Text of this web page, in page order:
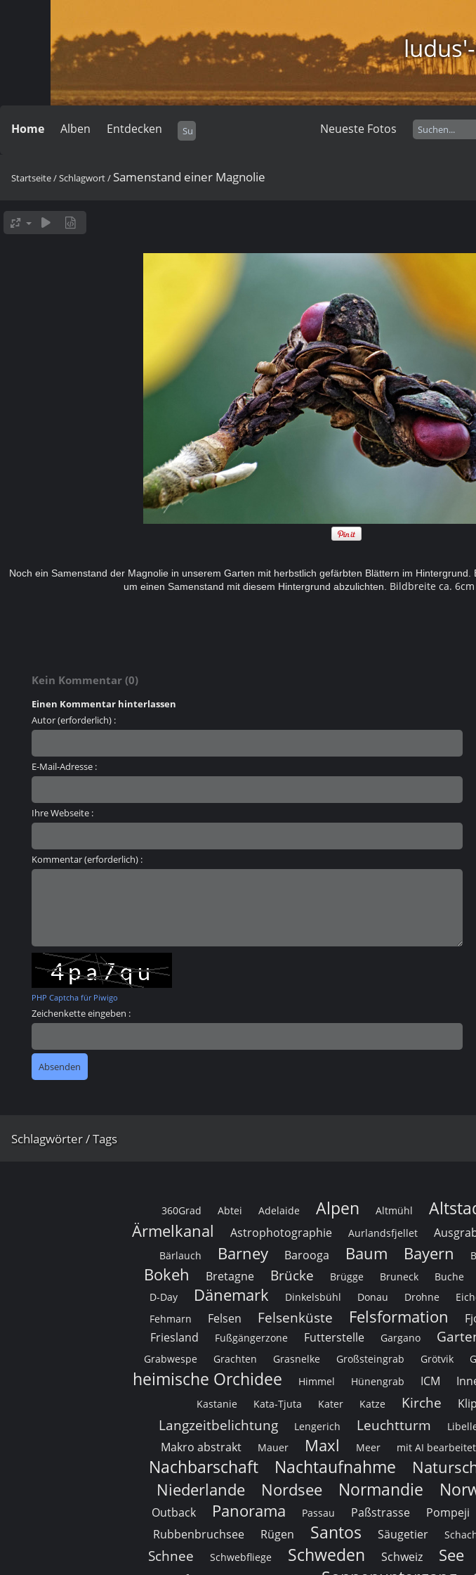
Home Alben Entdecken Neueste Fotos
Startseite/Schlagwort/ Samenstand einer Magnolie
Noch ein Samenstand der Magnolie in unserem Garten mit herbstlich gefärbten Blättern im Hintergrund.
um einen Samenstand mit diesem Hintergrund abzulichten. Bildbreite ca. 6cm
Kein Kommentar (0)
Einen Kommentar hinterlassen
Autor (erforderlich) :
E-Mail-Adresse :
Ihre Webseite :
Kommentar (erforderlich) :
PHP Captcha für Piwigo
Zeichenkette eingeben :
Schlagwörter / Tags
360Grad Abtei Adelaide Alpen Altmühl
Ärmelkanal Astrophotographie Aurlandsfjellet
Bärlauch
Barney Barooga Baum Bayern
Bokeh Bretagne Brücke Brügge Bruneck Buche
D-Day
Dänemark Dinkelsbühl Donau Drohne
Fehmarn
Felsen Felsenküste Felsformation
Friesland Fußgängerzone Futterstelle Gargano
Grabwespe
Grachten Grasnelke Großsteingrab Grötvik
heimische Orchidee Himmel Hünengrab ICM
Kastanie Kata-Tjuta Kater Katze Kirche
Langzeitbelichtung Lengerich Leuchtturm
Makro abstrakt Mauer Maxl Meer mit AI bearbeitet
Nachbarschaft Nachtaufnahme
Niederlande Nordsee Normandie
Outback Panorama Passau Paßstrasse Pompeji
Rubbenbruchsee Rügen Santos Säugetier
Schnee Schwebfliege Schweden Schweiz See